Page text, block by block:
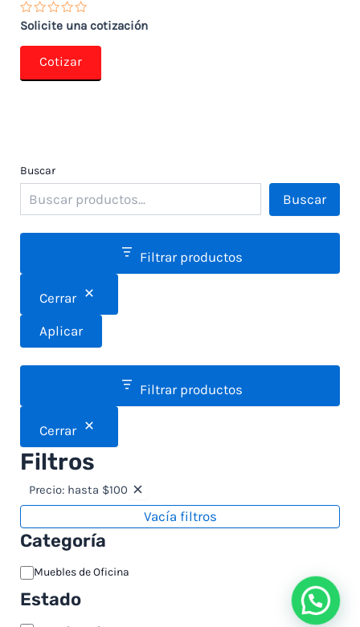
Buscar
Buscar
Filtrar productos
Cerrar
Aplicar
Filtrar productos
Cerrar
Filtros
Precio: hasta $100
Vacía filtros
Categoría
Muebles de Oficina
Estado
Valorado
con
0
Solicite una cotización
Cotizar